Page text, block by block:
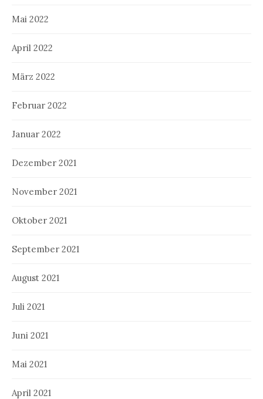
Mai 2022
April 2022
März 2022
Februar 2022
Januar 2022
Dezember 2021
November 2021
Oktober 2021
September 2021
August 2021
Juli 2021
Juni 2021
Mai 2021
April 2021